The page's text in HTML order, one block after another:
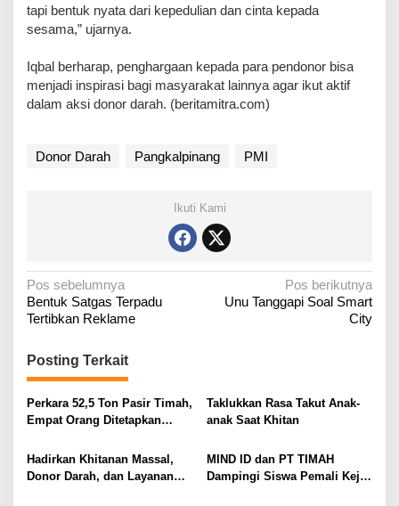
tapi bentuk nyata dari kepedulian dan cinta kepada
sesama,” ujarnya.
Iqbal berharap, penghargaan kepada para pendonor bisa
menjadi inspirasi bagi masyarakat lainnya agar ikut aktif
dalam aksi donor darah. (beritamitra.com)
Donor Darah Pangkalpinang PMI
Ikuti Kami
N
a
i
g
a
s
i
p
Pos sebelumnya
Bentuk Satgas Terpadu
Tertibkan Reklame
Pos berikutnya
Unu Tanggapi Soal Smart
City
Posting Terkait
Perkara 52,5 Ton Pasir Timah,
Empat Orang Ditetapkan
Taklukkan Rasa Takut Anak-
anak Saat Khitan
Hadirkan Khitanan Massal,
Donor Darah, dan Layanan
MIND ID dan PT TIMAH
Dampingi Siswa Pemali Kejar